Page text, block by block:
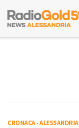
CRONACA-ALESSANDRIA